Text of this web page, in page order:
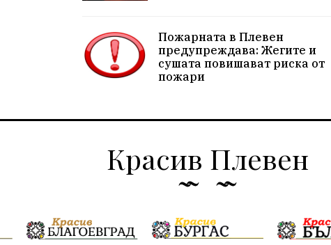
Пожарната в Плевен
предупреждава: Жегите и
сушата повишават риска от
пожари
Красив Плевен